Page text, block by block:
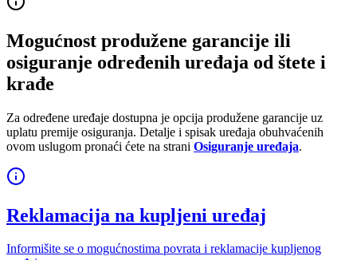
Mogućnost produžene garancije ili
osiguranje određenih uređaja od štete i
krađe
Za određene uređaje dostupna je opcija produžene garancije uz
uplatu premije osiguranja. Detalje i spisak uređaja obuhvaćenih
ovom uslugom pronaći ćete na strani Osiguranje uređaja.
Reklamacija na kupljeni uređaj
Informišite se o mogućnostima povrata i reklamacije kupljenog